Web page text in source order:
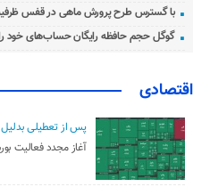
با گسترس طرح پرورش ماهی در قفس
گوگل حجم حافظه رایگان حساب‌های خود
اقتصادی
پس از تعطیلی
آغاز مجدد فعالیت بورس با